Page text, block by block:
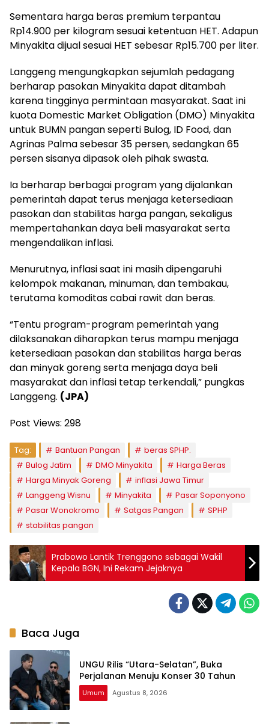
Sementara harga beras premium terpantau
Rp14.900 per kilogram sesuai ketentuan HET. Adapun
Minyakita dijual sesuai HET sebesar Rp15.700 per liter.
Langgeng mengungkapkan sejumlah pedagang
berharap pasokan Minyakita dapat ditambah
karena tingginya permintaan masyarakat. Saat ini
kuota Domestic Market Obligation (DMO) Minyakita
untuk BUMN pangan seperti Bulog, ID Food, dan
Agrinas Palma sebesar 35 persen, sedangkan 65
persen sisanya dipasok oleh pihak swasta.
Ia berharap berbagai program yang dijalankan
pemerintah dapat terus menjaga ketersediaan
pasokan dan stabilitas harga pangan, sekaligus
mempertahankan daya beli masyarakat serta
mengendalikan inflasi.
Menurutnya, inflasi saat ini masih dipengaruhi
kelompok makanan, minuman, dan tembakau,
terutama komoditas cabai rawit dan beras.
“Tentu program-program pemerintah yang
dilaksanakan diharapkan terus mampu menjaga
ketersediaan pasokan dan stabilitas harga beras
dan minyak goreng serta menjaga daya beli
masyarakat dan inflasi tetap terkendali,” pungkas
Langgeng. (JPA)
Post Views: 298
Tag: Bantuan Pangan
beras SPHP.
Bulog Jatim
DMO Minyakita
Harga Beras
Harga Minyak Goreng
inflasi Jawa Timur
Langgeng Wisnu
Minyakita
Pasar Soponyono
Pasar Wonokromo
Satgas Pangan
SPHP
stabilitas pangan
Prabowo Lantik Trenggono sebagai Wakil
Kepala BGN, Ini Rekam Jejaknya
Baca Juga
UNGU Rilis “Utara-Selatan”, Buka
Perjalanan Menuju Konser 30 Tahun
Umum Agustus 8, 2026